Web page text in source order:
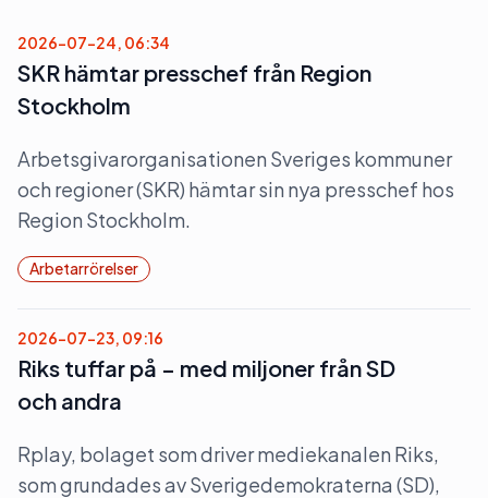
2026-07-24, 06:34
SKR hämtar presschef från Region
Stockholm
Arbetsgivarorganisationen Sveriges kommuner
och regioner (SKR) hämtar sin nya presschef hos
Region Stockholm.
Arbetarrörelser
2026-07-23, 09:16
Riks tuffar på – med miljoner från SD
och andra
Rplay, bolaget som driver mediekanalen Riks,
som grundades av Sverigedemokraterna (SD),